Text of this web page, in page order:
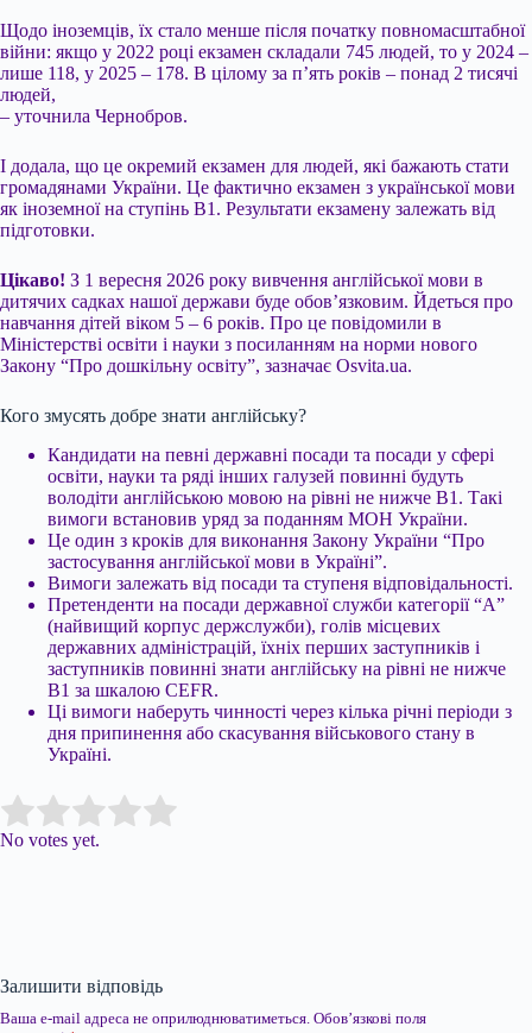
Щодо іноземців, їх стало менше після початку повномасштабної
війни: якщо у 2022 році екзамен складали 745 людей, то у 2024 –
лише 118, у 2025 – 178. В цілому за п’ять років – понад 2 тисячі
людей,
– уточнила Чернобров.
І додала, що це окремий екзамен для людей, які бажають стати
громадянами України. Це фактично екзамен з української мови
як іноземної на ступінь B1. Результати екзамену залежать від
підготовки.
Цікаво! З 1 вересня 2026 року вивчення англійської мови в
дитячих садках нашої держави буде обов’язковим. Йдеться про
навчання дітей віком 5 – 6 років. Про це повідомили в
Міністерстві освіти і науки з посиланням на норми нового
Закону “Про дошкільну освіту”, зазначає Osvita.ua.
Кого змусять добре знати англійську?
Кандидати на певні державні посади та посади у сфері
освіти, науки та ряді інших галузей повинні будуть
володіти англійською мовою на рівні не нижче B1. Такі
вимоги встановив уряд за поданням МОН України.
Це один з кроків для виконання Закону України “Про
застосування англійської мови в Україні”.
Вимоги залежать від посади та ступеня відповідальності.
Претенденти на посади державної служби категорії “А”
(найвищий корпус держслужби), голів місцевих
державних адміністрацій, їхніх перших заступників і
заступників повинні знати англійську на рівні не нижче
B1 за шкалою CEFR.
Ці вимоги наберуть чинності через кілька річні періоди з
дня припинення або скасування військового стану в
Україні.
Rate this item:
No votes yet.
Залишити відповідь
Ваша e-mail адреса не оприлюднюватиметься. Обов’язкові поля